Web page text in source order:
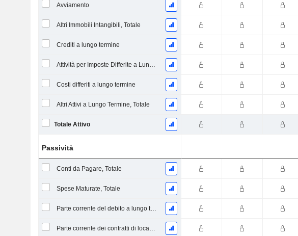
Avviamento
Altri Immobili Intangibili, Totale
Crediti a lungo termine
Attività per Imposte Differite a Lungo Termine
Costi differiti a lungo termine
Altri Attivi a Lungo Termine, Totale
Totale Attivo
Passività
Conti da Pagare, Totale
Spese Maturate, Totale
Parte corrente del debito a lungo termine
Parte corrente dei contratti di locazione